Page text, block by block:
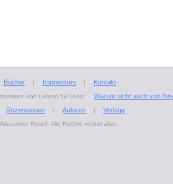
Bücher | Impressum | Kontakt
von Lesern für Leser.
Warum nicht auch von
Rezensionen | Autoren | Verlage
Rosell. Alle Rechte vorbehalten.